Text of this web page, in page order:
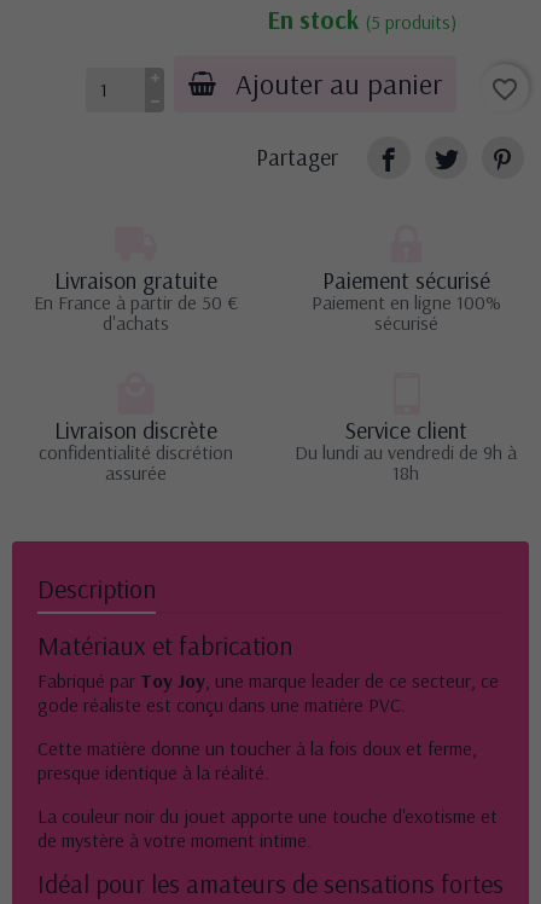
En stock (5 produits)
Ajouter au panier favorite_border
Partager
Livraison gratuite
En France à partir de 50 €
d'achats
Paiement sécurisé
Paiement en ligne 100%
sécurisé
Livraison discrète
confidentialité discrétion
assurée
Service client
Du lundi au vendredi de 9h à
18h
Description
Matériaux et fabrication
Fabriqué par Toy Joy , une marque leader de ce secteur, ce
gode réaliste est conçu dans une matière PVC.
Cette matière donne un toucher à la fois doux et ferme,
presque identique à la réalité.
La couleur noir du jouet apporte une touche d'exotisme et
de mystère à votre moment intime.
Idéal pour les amateurs de sensations fortes